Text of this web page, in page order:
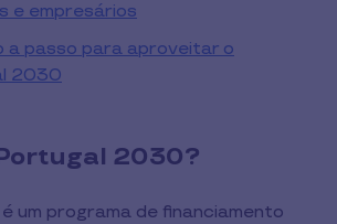
e empresários
a passo para aproveitar o
2030
2030?
é um programa de financiamento